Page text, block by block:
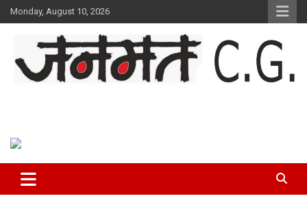
Skip
to
Monday, August 10, 2026